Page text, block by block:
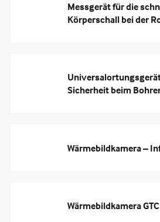
Messgerät für die
Körperschall bei der
Sicherheit beim
Wärmebildkamera –
Wärmebildkamera